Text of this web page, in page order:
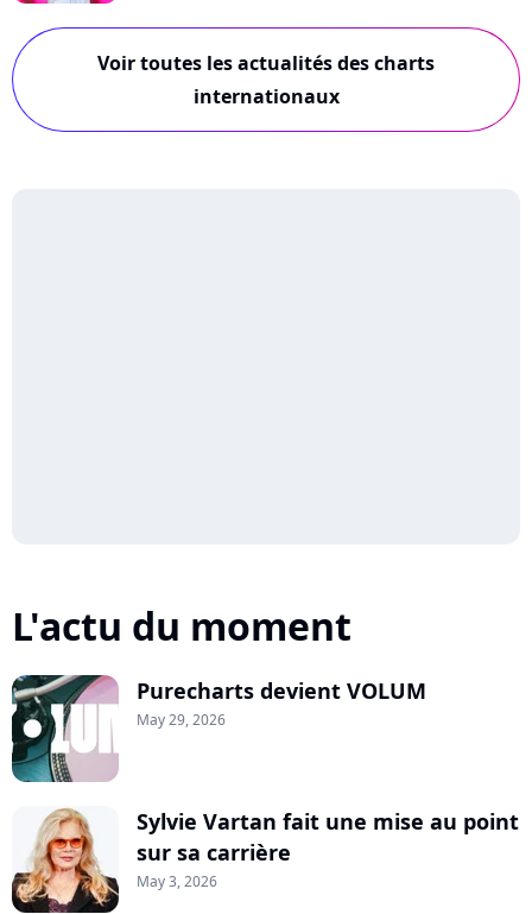
Voir toutes les actualités des charts
internationaux
L'actu du moment
Purecharts devient VOLUM
May 29, 2026
Sylvie Vartan fait une mise au point
sur sa carrière
May 3, 2026